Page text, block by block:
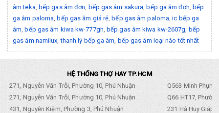
âm teka, bếp gas âm đơn, bếp gas âm sakura, bếp ga âm đơn, bếp
ga âm paloma, bếp gas âm giá rẻ, bếp gas âm paloma,ic bếp ga
âm, bếp gas âm kiwa kw-777gh, bếp gas âm kiwa kw-2607g, bếp
gas âm namilux,thanh lý bếp ga âm, bếp gas âm loại nào tốt nhất
HỆ THỐNG THỢ HAY TP.HCM
271, Nguyễn Văn Trỗi, Phường 10, Phú Nhuận
Q563 Minh
271, Nguyễn Văn Trỗi, Phường 10, Phú Nhuận
Q66 HT17,
431, Nguyễn Kiệm, Phường 3, Phú Nhuận
231 Hà Huy Giáp,